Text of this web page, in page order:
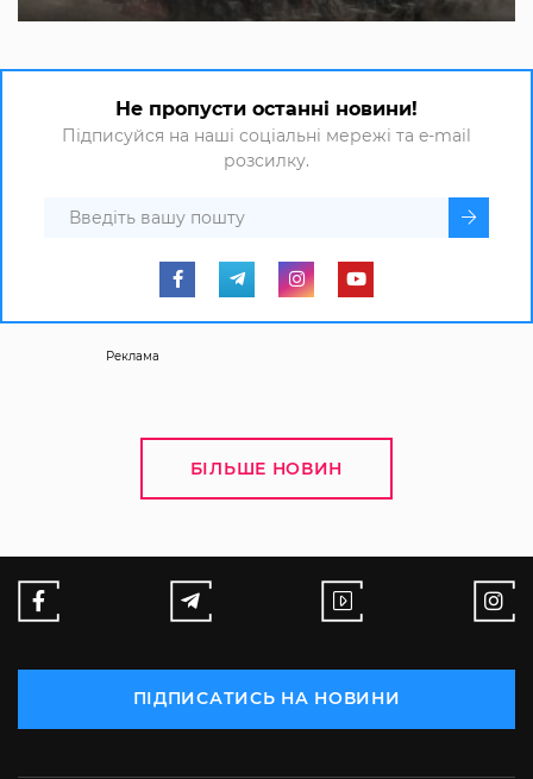
Не пропусти останні новини!
Підписуйся на наші соціальні мережі та e-mail
розсилку.
Реклама
БІЛЬШЕ НОВИН
ПІДПИСАТИСЬ НА НОВИНИ